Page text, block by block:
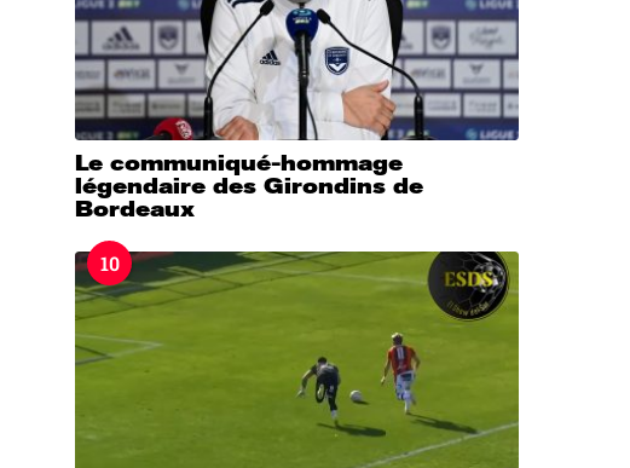
Le communiqué-hommage
légendaire des Girondins de
Bordeaux
10